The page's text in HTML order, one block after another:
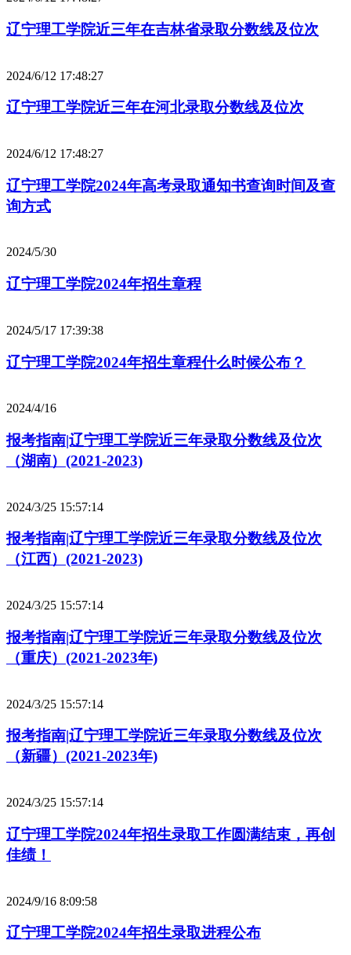
辽宁理工学院近三年在吉林省录取分数线及位次
2024/6/12 17:48:27
辽宁理工学院近三年在河北录取分数线及位次
2024/6/12 17:48:27
辽宁理工学院2024年高考录取通知书查询时间及查
询方式
2024/5/30
辽宁理工学院2024年招生章程
2024/5/17 17:39:38
辽宁理工学院2024年招生章程什么时候公布？
2024/4/16
报考指南|辽宁理工学院近三年录取分数线及位次
（湖南）(2021-2023)
2024/3/25 15:57:14
报考指南|辽宁理工学院近三年录取分数线及位次
（江西）(2021-2023)
2024/3/25 15:57:14
报考指南|辽宁理工学院近三年录取分数线及位次
（重庆）(2021-2023年)
2024/3/25 15:57:14
报考指南|辽宁理工学院近三年录取分数线及位次
（新疆）(2021-2023年)
2024/3/25 15:57:14
辽宁理工学院2024年招生录取工作圆满结束，再创
佳绩！
2024/9/16 8:09:58
辽宁理工学院2024年招生录取进程公布